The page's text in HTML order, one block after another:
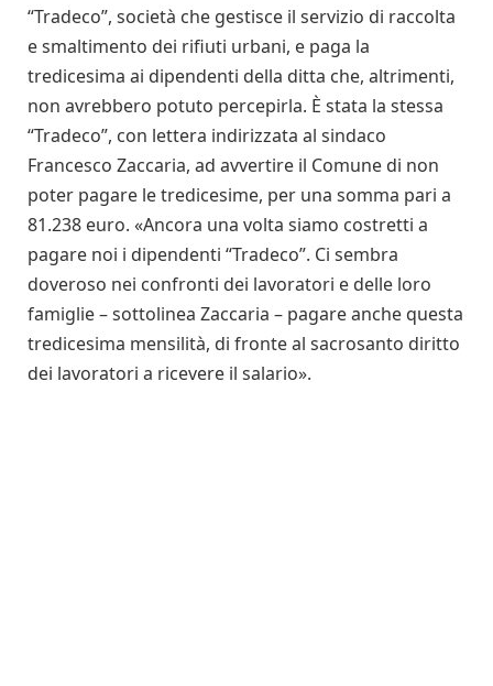
“Tradeco”, società che gestisce il servizio di raccolta
e smaltimento dei rifiuti urbani, e paga la
tredicesima ai dipendenti della ditta che, altrimenti,
non avrebbero potuto percepirla. È stata la stessa
“Tradeco”, con lettera indirizzata al sindaco
Francesco Zaccaria, ad avvertire il Comune di non
poter pagare le tredicesime, per una somma pari a
81.238 euro. «Ancora una volta siamo costretti a
pagare noi i dipendenti “Tradeco”. Ci sembra
doveroso nei confronti dei lavoratori e delle loro
famiglie – sottolinea Zaccaria – pagare anche questa
tredicesima mensilità, di fronte al sacrosanto diritto
dei lavoratori a ricevere il salario».